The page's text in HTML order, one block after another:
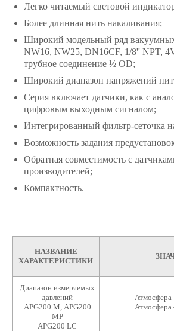
Легко читаемый световой
Более длинная нить накаливания;
Широкий модельный ряд
NW16, NW25, DN16CF, 1/8'' NPT,
трубное соединение ½ OD;
Широкий диапазон напряжений
Серия включает датчики, как с
цифровым выходным сигналом;
Интегрированный фильтр-сеточка
Возможность задания
Обратная совместимость с
производителей;
Компактность.
НАЗВАНИЕ
ХАРАКТЕРИСТИКИ
Диапазон измеряемых
давлений
APG200 М, APG200
MP
APG200 LC
Атмосфера
Атмосфера